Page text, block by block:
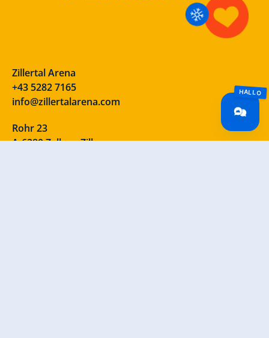
Zillertal Arena
+43 5282 7165
info@zillertalarena.com
Rohr 23
A-6280 Zell am Ziller